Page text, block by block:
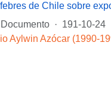
de Chile sobre
Documento · 191-10-24
Aylwin Azócar (1990-